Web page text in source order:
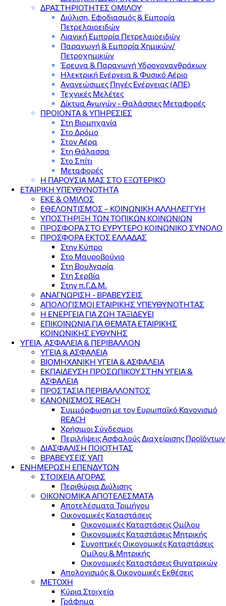
ΔΡΑΣΤΗΡΙΟΤΗΤΕΣ ΟΜΙΛΟΥ
Διύλιση, Εφοδιασμός & Εμπορία
Πετρελαιοειδών
Λιανική Εμπορία Πετρελαιοειδών
Παραγωγή & Εμπορία Χημικών/
Πετροχημικών
Έρευνα & Παραγωγή Υδρογονανθράκων
Ηλεκτρική Ενέργεια & Φυσικό Αέριο
Ανανεώσιμες Πηγές Ενέργειας (ΑΠΕ)
Τεχνικές Μελέτες
Δίκτυα Αγωγών - Θαλάσσιες Μεταφορές
ΠΡΟΙΟΝΤΑ & YΠΗΡΕΣΙΕΣ
Στη Βιομηχανία
Στο Δρόμο
Στον Αέρα
Στη Θάλασσα
Στο Σπίτι
Μεταφορές
Η ΠΑΡΟΥΣΙΑ ΜΑΣ ΣΤΟ ΕΞΩΤΕΡΙΚΟ
ΕΤΑΙΡΙΚΗ ΥΠΕΥΘΥΝΟΤΗΤΑ
ΕΚΕ & ΟΜΙΛΟΣ
ΕΘΕΛΟΝΤΙΣΜΟΣ – ΚΟΙΝΩΝΙΚΗ ΑΛΛΗΛΕΓΓΥΗ
ΥΠΟΣΤΗΡΙΞΗ ΤΩΝ ΤΟΠΙΚΩΝ ΚΟΙΝΩΝΙΩΝ
ΠΡΟΣΦΟΡΑ ΣΤΟ ΕΥΡΥΤΕΡΟ ΚΟΙΝΩΝΙΚΟ ΣΥΝΟΛΟ
ΠΡΟΣΦΟΡΑ ΕΚΤΟΣ ΕΛΛΑΔΑΣ
Στην Κύπρο
Στο Μαυροβούνιο
Στη Βουλγαρία
Στη Σερβία
Στην π.Γ.Δ.Μ.
ΑΝΑΓΝΩΡΙΣΗ - ΒΡΑΒΕΥΣΕΙΣ
ΑΠΟΛΟΓΙΣΜΟΙ ΕΤΑΙΡΙΚΗΣ ΥΠΕΥΘΥΝΟΤΗΤΑΣ
Η ΕΝΕΡΓΕΙΑ ΓΙΑ ΖΩΗ ΤΑΞΙΔΕΥΕΙ
ΕΠΙΚΟΙΝΩΝΙΑ ΓΙΑ ΘΕΜΑΤΑ ΕΤΑΙΡΙΚΗΣ
ΚΟΙΝΩΝΙΚΗΣ ΕΥΘΥΝΗΣ
ΥΓΕΙΑ, ΑΣΦΑΛΕΙΑ & ΠΕΡΙΒΑΛΛΟΝ
ΥΓΕΙΑ & ΑΣΦΑΛΕΙΑ
ΒΙΟΜΗΧΑΝΙΚΗ ΥΓΕΙΑ & ΑΣΦΑΛΕΙΑ
ΕΚΠΑΙΔΕΥΣΗ ΠΡΟΣΩΠΙΚΟΥ ΣΤΗΝ ΥΓΕΙΑ &
ΑΣΦΑΛΕΙΑ
ΠΡΟΣΤΑΣΙΑ ΠΕΡΙΒΑΛΛΟΝΤΟΣ
ΚΑΝΟΝΙΣΜΟΣ REACH
Συμμόρφωση με τον Ευρωπαϊκό Κανονισμό
REACH
Χρήσιμοι Σύνδεσμοι
Περιλήψεις Ασφαλούς Διαχείρισης Προϊόντων
ΔΙΑΣΦΑΛΙΣΗ ΠΟΙΟΤΗΤΑΣ
ΒΡΑΒΕΥΣΕΙΣ ΥΑΠ
ΕΝΗΜΕΡΩΣΗ ΕΠΕΝΔΥΤΩΝ
ΣΤΟΙΧΕΙΑ ΑΓΟΡΑΣ
Περιθώρια Διύλισης
ΟΙΚΟΝΟΜΙΚΑ ΑΠΟΤΕΛΕΣΜΑΤΑ
Αποτελέσματα Τριμήνου
Οικονομικές Καταστάσεις
Οικονομικές Καταστάσεις Ομίλου
Οικονομικές Καταστάσεις Μητρικής
Συνοπτικές Οικονομικές Καταστάσεις
Ομίλου & Μητρικής
Οικονομικές Καταστάσεις Θυγατρικών
Απολογισμός & Οικονομικές Εκθέσεις
ΜΕΤΟΧΗ
Κύρια Στοιχεία
Γράφημα